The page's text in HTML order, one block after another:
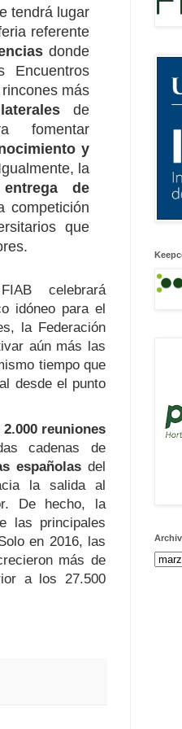
tendrá lugar
referente
donde
más
de
fomentar
y
la
entrega de
competición
que
celebrará
idóneo para el
la Federación
aún más las
tiempo que
desde el punto
reuniones
cadenas de
españolas del
la salida al
De hecho, la
las principales
en 2016, las
más de
a los 27.500